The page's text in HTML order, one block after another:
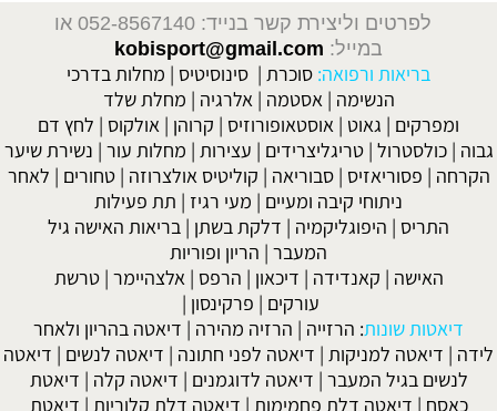
לפרטים וליצירת קשר בנייד: 052-8567140
או
במייל: kobisport@gmail.com
בריאות ורפואה: סוכרת | סינוסיטיס | מחלות בדרכי
הנשימה | אסטמה | אלרגיה | מחלת שלד
ומפרקים | גאוט | אוסטאופורוזיס | קרוהן | אולקוס | לחץ דם
גבוה |כולסטרול |טריגליצרידים | עצירות | מחלות עור | נשירת שיער
הקרחה | פסוריאזיס |סבוריאה | קוליטיס אולצרוזה |טחורים | לאחר
ניתוחי קיבה ומעיים | מעי רגיז | תת פעילות
התריס | היפוגליקמיה | דלקת בשתן | בריאות האישה גיל
המעבר | הריון ופוריות
האישה | קאנדידה | דיכאון | הרפס | אלצהיימר |טרשת
עורקים | פרקינסון |
דיאטות שונות: הרזייה | הרזיה מהירה | דיאטה בהריון ולאחר
לידה | דיאטה למניקות | דיאטה לפני חתונה | דיאטה לנשים | דיאטה
לנשים בגיל המעבר | דיאטה לדוגמנים | דיאטה קלה | דיאטת
כאסח | דיאטה דלת פחמימות | דיאטה דלת קלוריות | דיאטת